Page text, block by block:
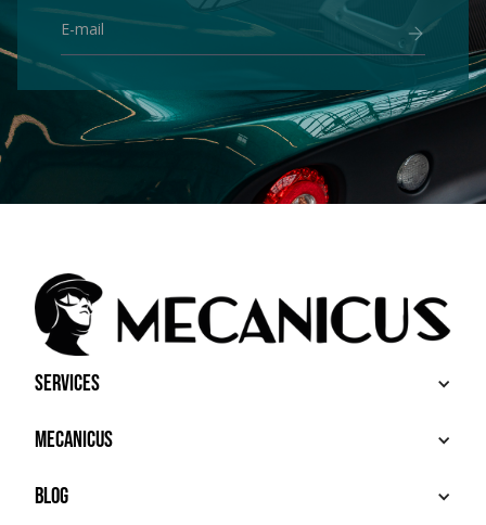
Services
ACHETER
VENDRE
SERVICES PREMIUM
Mecanicus
À PROPOS
HOUSE MECANICUS
Blog